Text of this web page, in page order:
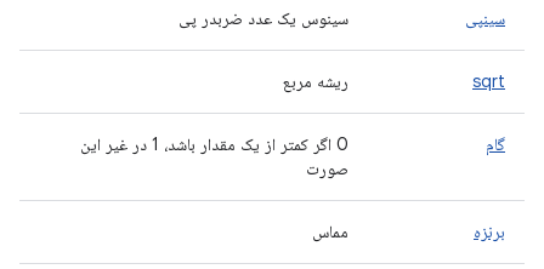
سینپی سینوس یک عدد ضربدر پی
sqrt ریشه مربع
گام
0 اگر کمتر از یک مقدار باشد، 1 در غیر این
صورت
برنزه مماس